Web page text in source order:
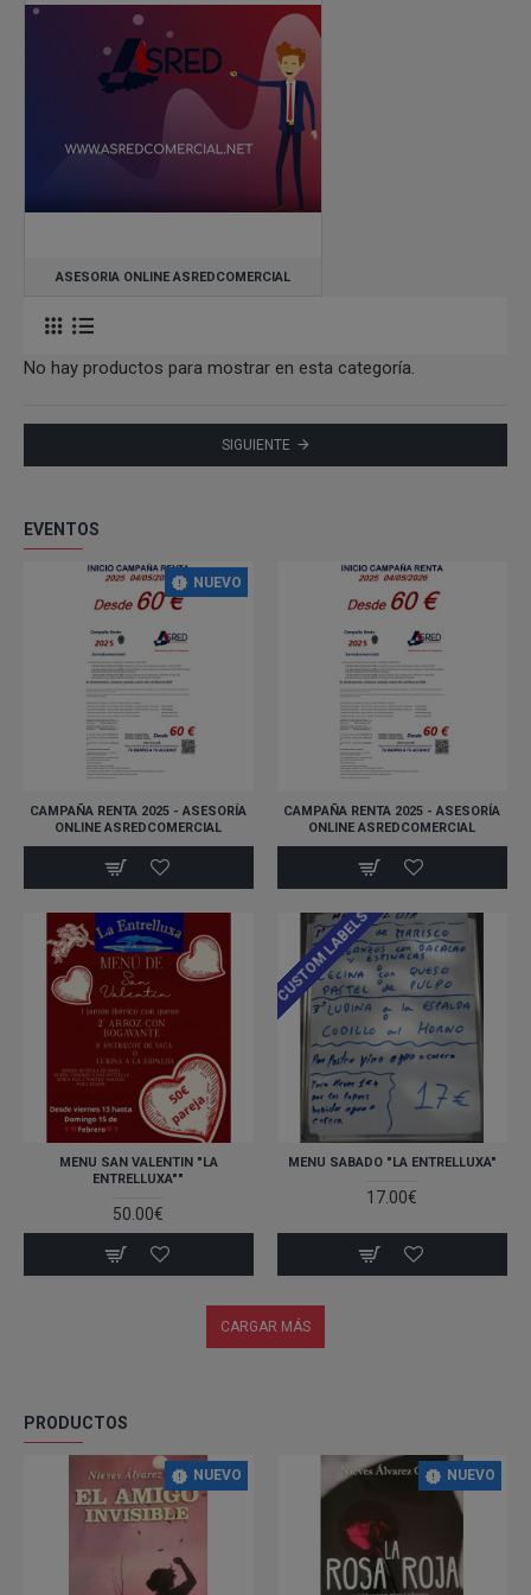
ASESORIA ONLINE ASREDCOMERCIAL
No hay productos para mostrar en esta categoría.
SIGUIENTE
EVENTOS
NUEVO
CAMPAÑA RENTA 2025 - ASESORÍA
ONLINE ASREDCOMERCIAL
CAMPAÑA RENTA 2025 - ASESORÍA
ONLINE ASREDCOMERCIAL
MENU SAN VALENTIN "LA
ENTRELLUXA""
50.00€
CUSTOM LABELS
MENU SABADO "LA ENTRELLUXA"
17.00€
CARGAR MÁS
PRODUCTOS
NUEVO NUEVO
Municipio de Madrid
Comunidad de Madrid